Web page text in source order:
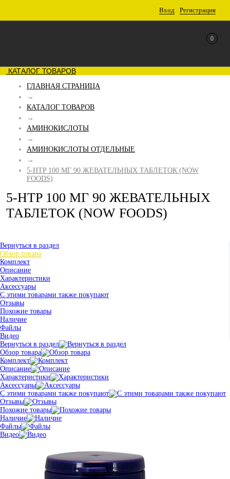
Вход Регистрация
0
КАТАЛОГ ТОВАРОВ
ГЛАВНАЯ СТРАНИЦА
→
КАТАЛОГ ТОВАРОВ
→
АМИНОКИСЛОТЫ
→
АМИНОКИСЛОТЫ ОТДЕЛЬНЫЕ
→
5-HTP 100 МГ 90 ЖЕВАТЕЛЬНЫХ ТАБЛЕТОК (NOW
FOODS)
5-HTP 100 МГ 90 ЖЕВАТЕЛЬНЫХ
ТАБЛЕТОК (NOW FOODS)
Вернуться в раздел
Обзор товара
Комплект
Описание
Характеристики
Аксессуары
С этими товарами также покупают
Отзывы
Похожие товары
Наличие
Файлы
Видео
Вернуться в раздел
Обзор товара
Комплект
Описание
Характеристики
Аксессуары
С этими товарами также покупают
Отзывы
Похожие товары
Наличие
Файлы
Видео